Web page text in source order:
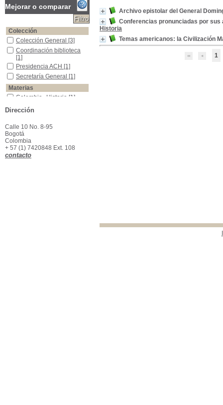
Archivo epistolar del General
Conferencias pronunciadas por sus
Historia
Temas americanos: la Civilización
1
Mejorar o comparar
Colección
Colección General
Colección General [3]
Coordinación biblioteca
Coordinación biblioteca
[1]
Presidencia ACH
Presidencia ACH [1]
Secretaría General
Secretaría General [1]
Materias
Colombia--Historia
Colombia--Historia [1]
Colombia--Política y gobierno--Siglo XIX
Colombia--Política y
gobierno--Siglo XIX
Días festivos -Colombia -ensayos, conferencias, etc.
Días festivos -Colombia -
ensayos, conferencias,
etc.[1]
Indios Maya
Indios Maya[1]
MayasMayas
Dirección
Calle 10 No. 8-95
Bogotá
Colombia
+ 57 (1) 7420848 Ext. 108
contacto